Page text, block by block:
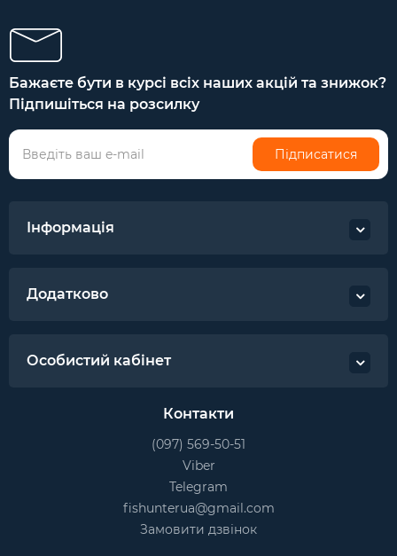
Бажаєте бути в курсі всіх наших акцій та знижок?
Підпишіться на розсилку
Підписатися
Інформація
Додатково
Особистий кабінет
Контакти
(097) 569-50-51
Viber
Telegram
fishunterua@gmail.com
Замовити дзвінок